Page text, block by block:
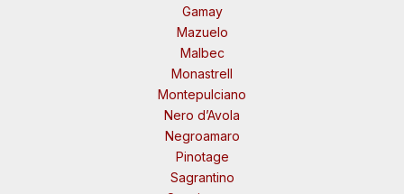
Gamay
Mazuelo
Malbec
Monastrell
Montepulciano
Nero d’Avola
Negroamaro
Pinotage
Sagrantino